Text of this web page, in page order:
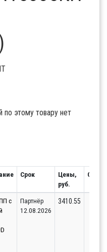
этому товару нет
Срок
Цены,
руб.
с
Партнёр
12.08.2026
3410.55